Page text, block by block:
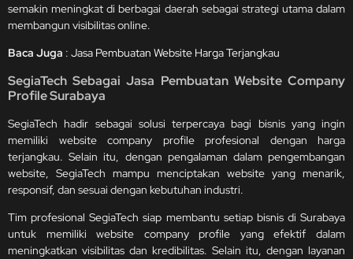
semakin meningkat di berbagai daerah sebagai strategi utama dalam
membangun visibilitas online.
Baca Juga : Jasa Pembuatan Website Harga Terjangkau
SegiaTech Sebagai Jasa Pembuatan Website Company
Profile Surabaya
SegiaTech hadir sebagai solusi terpercaya bagi bisnis yang ingin
memiliki website company profile profesional dengan harga
terjangkau. Selain itu, dengan pengalaman dalam pengembangan
website, SegiaTech mampu menciptakan website yang menarik,
responsif, dan sesuai dengan kebutuhan industri.
Tim profesional SegiaTech siap membantu setiap bisnis di Surabaya
untuk memiliki website company profile yang efektif dalam
meningkatkan visibilitas dan kredibilitas. Selain itu, dengan layanan